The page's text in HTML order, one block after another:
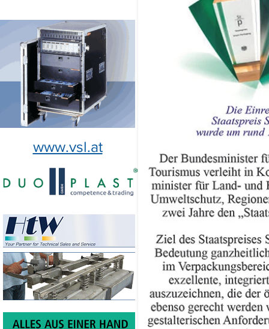
www.vsl.at